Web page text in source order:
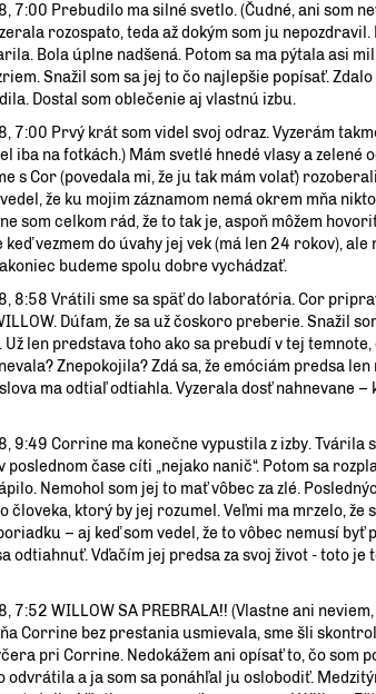
7:00 Prebudilo ma silné svetlo. (Čudné, ani som
rozospato, teda až dokým som ju
Bola úplne nadšená. Potom sa ma pýtala asi
Snažil som sa jej to čo najlepšie popísať.
Dostal som oblečenie aj vlastnú izbu.
7:00 Prvý krát som videl svoj odraz. Vyzerám
iba na fotkách.) Mám svetlé hnedé vlasy a
s Cor (povedala mi, že ju tak mám volať)
že ku mojim záznamom nemá okrem mňa
som celkom rád, že to tak je, aspoň môžem
keď vezmem do úvahy jej vek (má len 24 rokov),
budeme spolu dobre vychádzať.
8:58 Vrátili sme sa späť do laboratória. Cor
Dúfam, že sa už čoskoro preberie. Snažil
Už len predstava toho ako sa prebudí v tej
Znepokojila? Zdá sa, že emóciám predsa
ma odtiaľ odtiahla. Vyzerala dosť nahnevane
9:49 Corrine ma konečne vypustila z izby. Tvárila
poslednom čase cíti „nejako nanič“. Potom sa
Nemohol som jej to mať vôbec za zlé.
človeka, ktorý by jej rozumel. Veľmi ma mrzelo,
– aj keď som vedel, že to vôbec nemusí byť
odtiahnuť. Vďačím jej predsa za svoj život - toto
7:52 WILLOW SA PREBRALA!! (Vlastne ani
Corrine bez prestania usmievala, sme šli
pri Corrine. Nedokážem ani opísať to, čo som
odvrátila a ja som sa ponáhľal ju oslobodiť.